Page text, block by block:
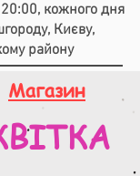
кожного дня
Києву,
району
Магазин